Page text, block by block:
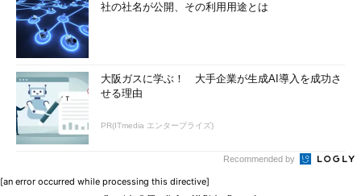
社の社名が公開、その利用用途とは
大阪ガスに学ぶ！ 大手企業が生成AI導入を成功さ
せる理由
PR(ITmedia エンタープライズ)
Recommended by
[an error occurred while processing this directive]